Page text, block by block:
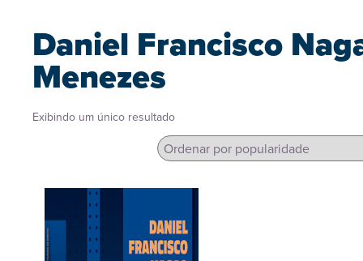
Daniel Francisco
Menezes
Exibindo um único resultado